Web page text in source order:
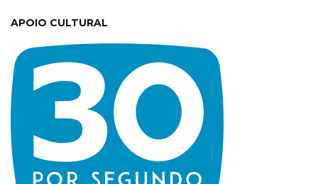
APOIO CULTURAL